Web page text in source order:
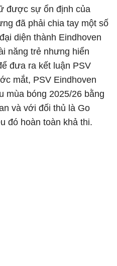
được sự ổn định của
đã phải chia tay một số
diện thành Eindhoven
năng trẻ nhưng hiển
đưa ra kết luận PSV
mắt, PSV Eindhoven
mùa bóng 2025/26 bằng
và với đối thủ là Go
đó hoàn toàn khả thi.